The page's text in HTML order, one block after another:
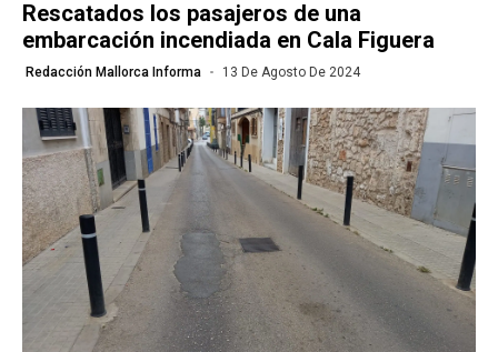
Rescatados los pasajeros de una
embarcación incendiada en Cala Figuera
Redacción Mallorca Informa 13 De Agosto De 2024